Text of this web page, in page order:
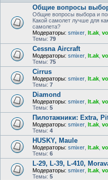
Общие вопросы
Общие вопросы выбора и
Какой самолет лучше для
самолета?
Модераторы: smixer lt.ak
Темы: 79
Cessna Aircraft
Модераторы: smixer lt.ak
Темы: 75
Cirrus
Модераторы: smixer lt.ak
Темы: 7
Diamond
Модераторы: smixer lt.ak
Темы: 5
Пилотажники: Extra,
Модераторы: smixer lt.ak
Темы: 4
HUSKY, Maule
Модераторы: smixer lt.ak
Темы: 6
L-29, L-39, L-410,
Модераторы: smixer lt.ak
Темы: 5